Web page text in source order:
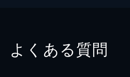
よくある質問